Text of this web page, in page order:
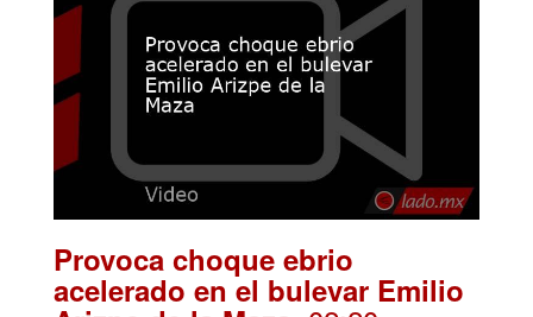
Provoca choque ebrio
acelerado en el bulevar Emilio